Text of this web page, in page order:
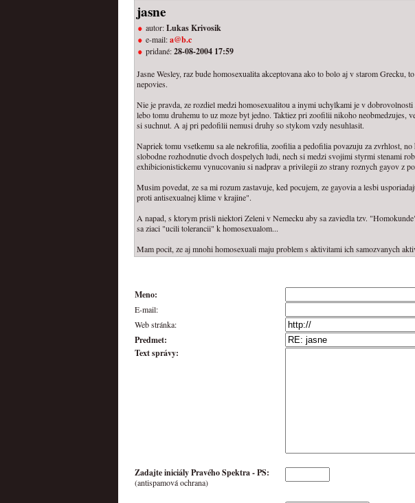
jasne
autor:Lukas Krivosik
e-mail:a@b.c
pridané:28-08-2004 17:59
Jasne Wesley, raz bude homosexualita akceptovana ako to bolo aj v starom Grecku,
nepovies.
Nie je pravda, ze rozdiel medzi homosexualitou a inymi uchylkami je v
lebo tomu druhemu to uz moze byt jedno. Taktiez pri zoofilii nikoho neobmedzujes,
si suchnut. A aj pri pedofilii nemusi druhy so stykom vzdy nesuhlasit.
Napriek tomu vsetkemu sa ale nekrofilia, zoofilia a pedofilia povazuju za zvrhlost,
slobodne rozhodnutie dvoch dospelych ludi, nech si medzi svojimi styrmi stenami
exhibicionistickemu vynucovaniu si nadprav a privilegii zo strany roznych gayov z
Musim povedat, ze sa mi rozum zastavuje, ked pocujem, ze gayovia a lesbi
proti antisexualnej klime v krajine".
A napad, s ktorym prisli niektori Zeleni v Nemecku aby sa zaviedla tzv.
sa ziaci "ucili tolerancii" k homosexualom...
Mam pocit, ze aj mnohi homosexuali maju problem s aktivitami ich samozvanych
Meno:
E-mail:
Web stránka:
Predmet:
Text správy:
Zadajte iniciály Pravého Spektra -PS:
(antispamová ochrana)